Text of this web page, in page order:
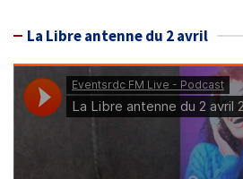
La Libre antenne du 2 avril